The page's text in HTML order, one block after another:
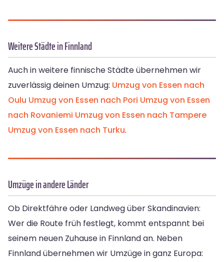
Weitere Städte in Finnland
Auch in weitere finnische Städte übernehmen wir
zuverlässig deinen Umzug: Umzug von Essen nach
Oulu Umzug von Essen nach Pori Umzug von Essen
nach Rovaniemi Umzug von Essen nach Tampere
Umzug von Essen nach Turku.
Umzüge in andere Länder
Ob Direktfähre oder Landweg über Skandinavien:
Wer die Route früh festlegt, kommt entspannt bei
seinem neuen Zuhause in Finnland an. Neben
Finnland übernehmen wir Umzüge in ganz Europa: